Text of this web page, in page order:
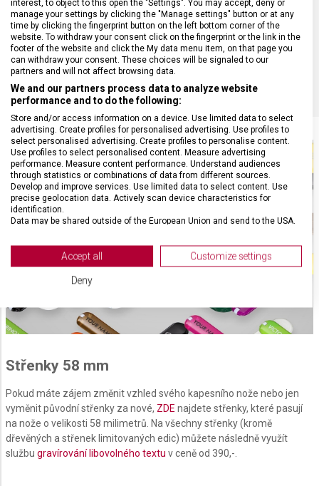
MATERIÁL Alox
BARVA Fialová
Střenky 58 mm
Pokud máte zájem změnit vzhled svého kapesního nože nebo jen
vyměnit původní střenky za nové, ZDE najdete střenky, které pasují
na nože o velikosti 58 milimetrů. Na všechny střenky (kromě
dřevěných a střenek limitovaných edic) můžete následně využít
službu gravírování libovolného textu v ceně od 390,-.
interest, to object to this open the "Settings". You may accept, deny or
manage your settings by clicking the "Manage settings" button or at any
time by clicking the fingerprint button on the left bottom corner of the
website. To withdraw your consent click on the fingerprint or the link in the
footer of the website and click the My data menu item, on that page you
can withdraw your consent. These choices will be signaled to our
partners and will not affect browsing data.
We and our partners process data to analyze website
performance and to do the following:
Store and/or access information on a device. Use limited data to select
advertising. Create profiles for personalised advertising. Use profiles to
select personalised advertising. Create profiles to personalise content.
Use profiles to select personalised content. Measure advertising
performance. Measure content performance. Understand audiences
through statistics or combinations of data from different sources.
Develop and improve services. Use limited data to select content. Use
precise geolocation data. Actively scan device characteristics for
identification.
Data may be shared outside of the European Union and send to the USA.
View Partner List (2 IAB Vendors)
We use your data for the following purposes:
Store and/or access information on a device
Create profiles for personalised advertising
Use profiles to select personalised
advertising
Create profiles to personalise content
Accept all Customize settings
Deny